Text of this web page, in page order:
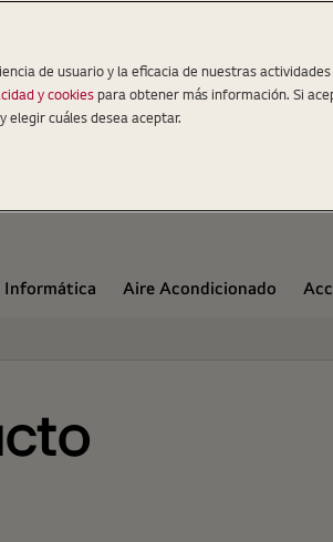
Informática Aire Acondicionado
de usuario y la eficacia de nuestras
y cookiespara obtener más información. Si
elegir cuáles desea aceptar.